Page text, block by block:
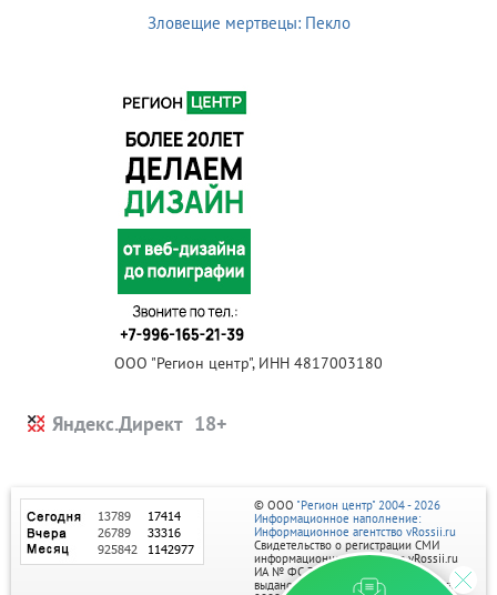
Зловещие мертвецы: Пекло
ООО "Регион центр", ИНН 4817003180
Яндекс.Директ
© ООО "Регион центр" 2004 - 2026
Информационное наполнение:
Информационное агентство vRossii.ru
Свидетельство о регистрации СМИ
информационного агентства vRossii.ru
ИА № ФС 77‑35502
выдано РОСКОМНАДЗОРом 04 марта